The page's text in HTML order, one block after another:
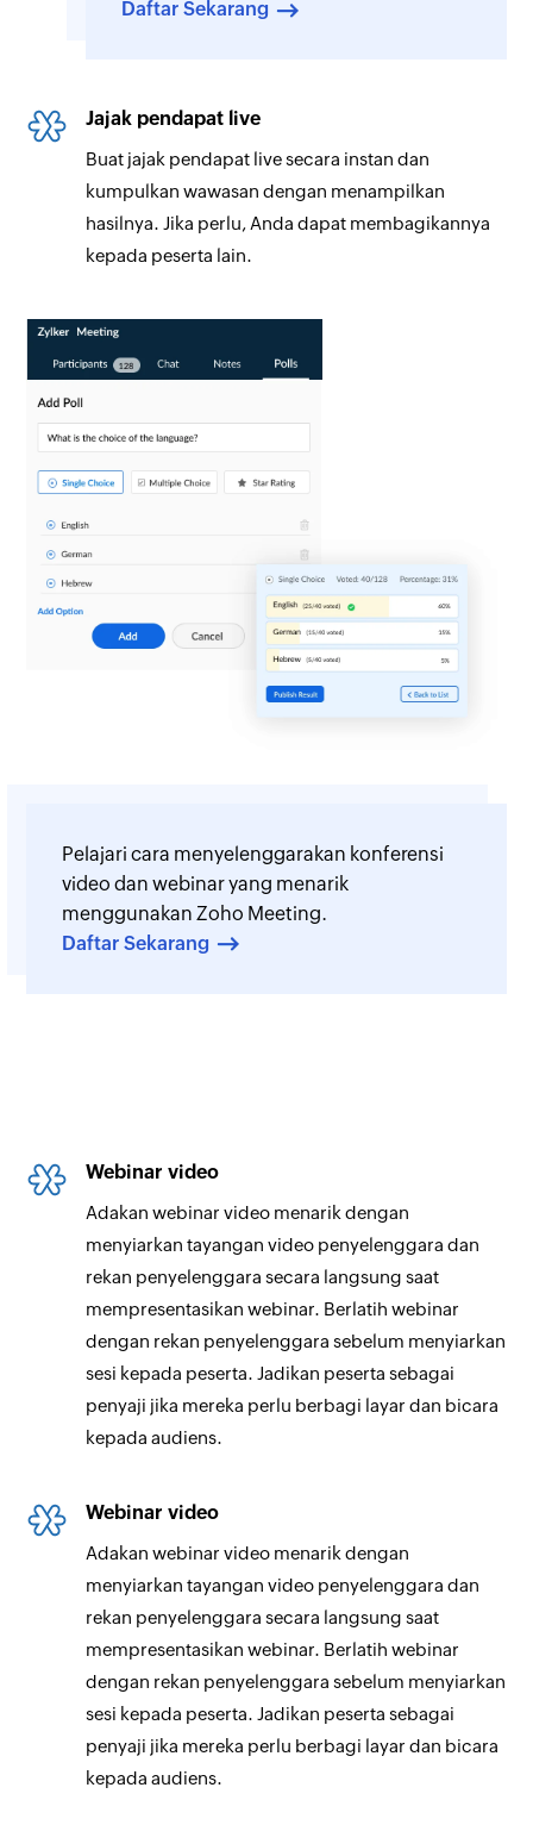
Pelajari cara menyelenggarakan konferensi
video dan webinar yang menarik
menggunakan Zoho Meeting.
Daftar Sekarang
Jajak pendapat live
Buat jajak pendapat live secara instan dan
kumpulkan wawasan dengan menampilkan
hasilnya. Jika perlu, Anda dapat membagikannya
kepada peserta lain.
Daftar Sekarang
Webinar video
Adakan webinar video menarik dengan
menyiarkan tayangan video penyelenggara dan
rekan penyelenggara secara langsung saat
mempresentasikan webinar. Berlatih webinar
dengan rekan penyelenggara sebelum menyiarkan
sesi kepada peserta. Jadikan peserta sebagai
penyaji jika mereka perlu berbagi layar dan bicara
kepada audiens.
Webinar video
Adakan webinar video menarik dengan
menyiarkan tayangan video penyelenggara dan
rekan penyelenggara secara langsung saat
mempresentasikan webinar. Berlatih webinar
dengan rekan penyelenggara sebelum menyiarkan
sesi kepada peserta. Jadikan peserta sebagai
penyaji jika mereka perlu berbagi layar dan bicara
kepada audiens.